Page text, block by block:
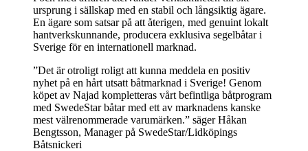
ursprung i sällskap med en stabil och långsiktig ägare.
En ägare som satsar på att återigen, med genuint lokalt
hantverkskunnande, producera exklusiva segelbåtar i
Sverige för en internationell marknad.
”Det är otroligt roligt att kunna meddela en positiv
nyhet på en hårt utsatt båtmarknad i Sverige! Genom
köpet av Najad kompletteras vårt befintliga båtprogram
med SwedeStar båtar med ett av marknadens kanske
mest välrenommerade varumärken.” säger Håkan
Bengtsson, Manager på SwedeStar/Lidköpings
Båtsnickeri